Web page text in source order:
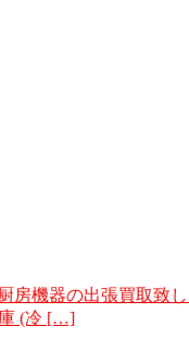
房機器の出張買取致
庫 (冷 […]